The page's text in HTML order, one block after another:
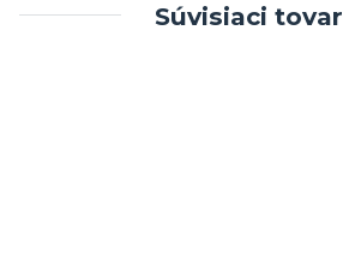
Súvisiaci tovar